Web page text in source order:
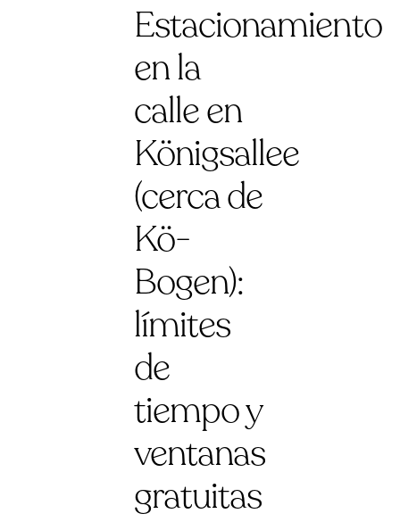
Estacionamiento
en la
calle en
Königsallee
(cerca de
Kö-
Bogen):
límites
de
tiempo y
ventanas
gratuitas